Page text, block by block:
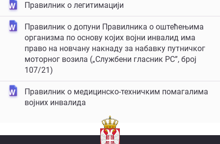
Правилник о легитимацији
Правилник о допуни Правилника о оштећењима
организма по основу којих војни инвалид има
право на новчану накнаду за набавку путничког
моторног возила („Службени гласник РС”, број
107/21)
Правилник о медицинско-техничким помагалима
војних инвалида